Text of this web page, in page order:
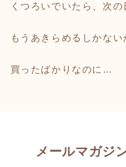
くつろいでいたら、次の
もうあきらめるしかな
買ったばかりなのに…
メールマガジ